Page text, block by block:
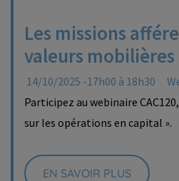
Les missions
valeurs mobilières
14/10/2025 -17h00 à 18h30
Participez au webinaire CAC120,
sur les opérations en capital ».
EN SAVOIR PLUS